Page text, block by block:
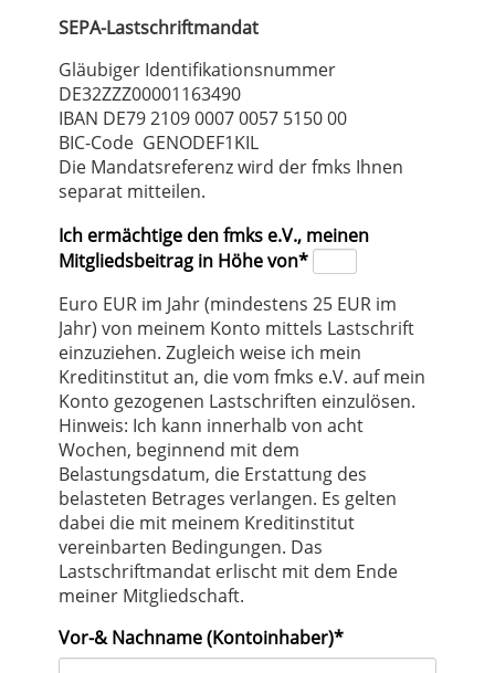
SEPA-Lastschriftmandat
Gläubiger Identifikationsnummer
DE32ZZZ00001163490
IBAN DE79 2109 0007 0057 5150 00
BIC-Code GENODEF1KIL
Die Mandatsreferenz wird der fmks Ihnen
separat mitteilen.
Pflichtfeld
Ich ermächtige den fmks e.V., meinen
Mitgliedsbeitrag in Höhe von*
Euro EUR im Jahr (mindestens 25 EUR im
Jahr) von meinem Konto mittels Lastschrift
einzuziehen. Zugleich weise ich mein
Kreditinstitut an, die vom fmks e.V. auf mein
Konto gezogenen Lastschriften einzulösen.
Hinweis: Ich kann innerhalb von acht
Wochen, beginnend mit dem
Belastungsdatum, die Erstattung des
belasteten Betrages verlangen. Es gelten
dabei die mit meinem Kreditinstitut
vereinbarten Bedingungen. Das
Lastschriftmandat erlischt mit dem Ende
meiner Mitgliedschaft.
Pflichtfeld
Vor-& Nachname (Kontoinhaber)*